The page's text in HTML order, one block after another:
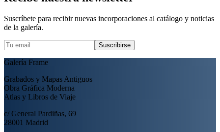
Suscríbete para recibir nuevas incorporaciones al catálogo y noticias
de la galería.
Suscribirse
Galería Frame
Grabados y Mapas Antiguos
Obra Gráfica Moderna
Atlas y Libros de Viaje
c/ General Pardiñas, 69
28001 Madrid